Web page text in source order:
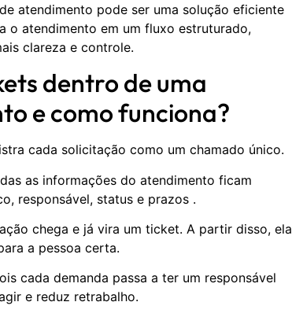
atendimento pode ser uma solução eficiente
o atendimento em um fluxo estruturado,
clareza e controle.
dentro de uma
e como funciona?
cada solicitação como um chamado único.
as informações do atendimento ficam
responsável, status e prazos .
chega e já vira um ticket. A partir disso, ela
a pessoa certa.
cada demanda passa a ter um responsável
e reduz retrabalho.